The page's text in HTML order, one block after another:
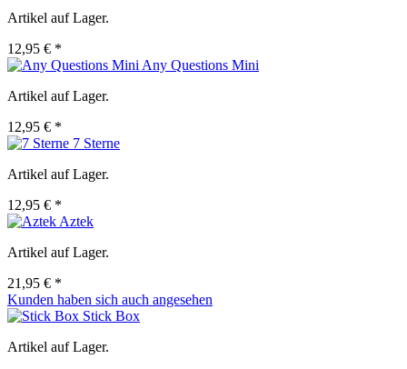
Artikel auf Lager.
12,95 € *
Any Questions Mini
Artikel auf Lager.
12,95 € *
7 Sterne
Artikel auf Lager.
12,95 € *
Aztek
Artikel auf Lager.
21,95 € *
Kunden haben sich auch angesehen
Stick Box
Artikel auf Lager.